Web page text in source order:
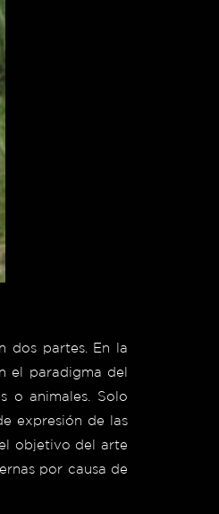
dos partes. En la
el paradigma del
o animales. Solo
expresión de las
objetivo del arte
por causa de